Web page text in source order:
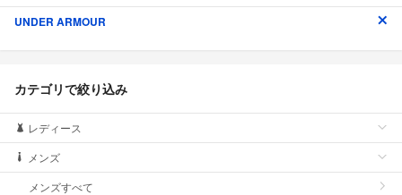
UNDER ARMOUR
カテゴリで絞り込み
レディース
メンズ
メンズすべて